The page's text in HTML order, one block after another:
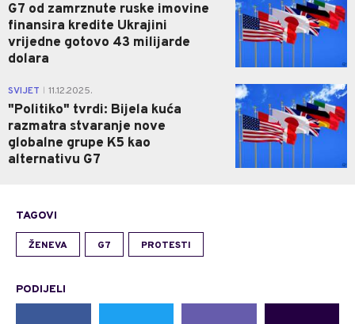
G7 od zamrznute ruske imovine
finansira kredite Ukrajini
vrijedne gotovo 43 milijarde
dolara
SVIJET 11.12.2025.
"Politiko" tvrdi: Bijela kuća
razmatra stvaranje nove
globalne grupe K5 kao
alternativu G7
0
TAGOVI
ŽENEVA G7 PROTESTI
PODIJELI